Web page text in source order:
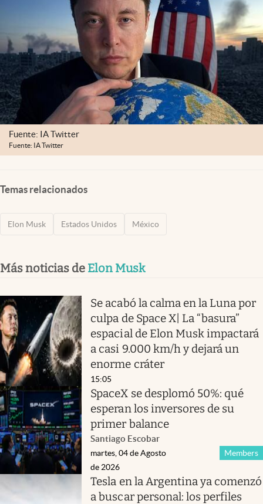
abre en nueva pestaña
Fuente: IA Twitter
Fuente: IA Twitter
Temas relacionados
Elon Musk Estados Unidos México
Más noticias de Elon Musk
Se acabó la calma en la Luna por
culpa de Space X| La “basura”
espacial de Elon Musk impactará
a casi 9.000 km/h y dejará un
enorme cráter
15:05
SpaceX se desplomó 50%: qué
esperan los inversores de su
primer balance
Santiago Escobar
Members
martes, 04 de Agosto
de 2026
Tesla en la Argentina ya comenzó
a buscar personal: los perfiles